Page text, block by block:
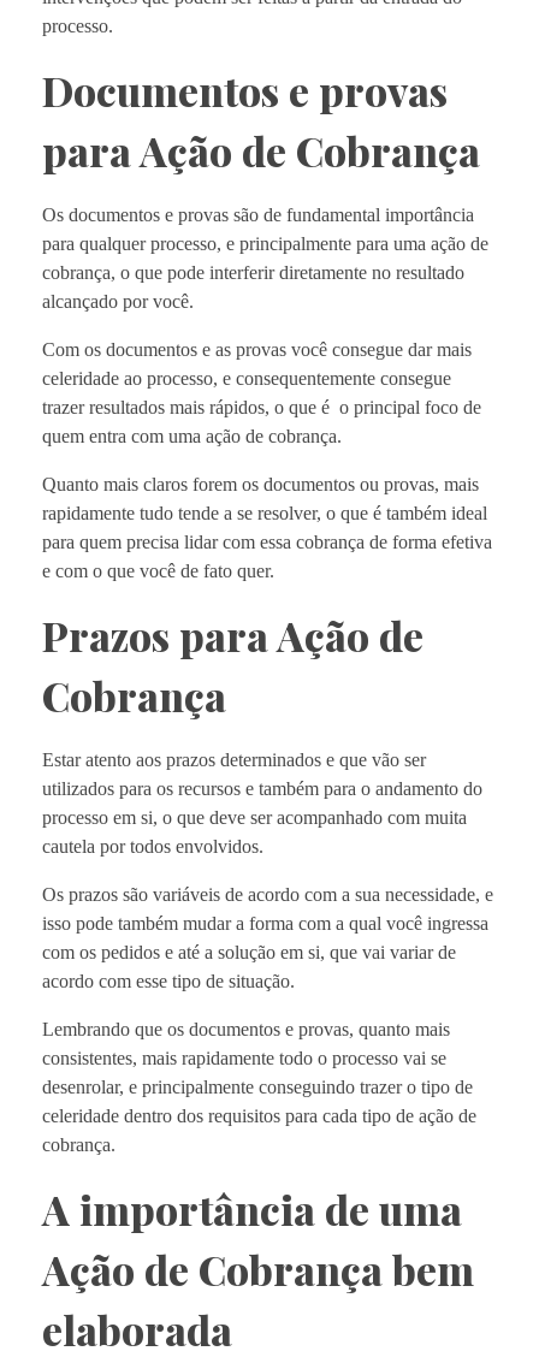
processo.
Documentos e provas
para Ação de Cobrança
Os documentos e provas são de fundamental importância
para qualquer processo, e principalmente para uma ação de
cobrança, o que pode interferir diretamente no resultado
alcançado por você.
Com os documentos e as provas você consegue dar mais
celeridade ao processo, e consequentemente consegue
trazer resultados mais rápidos, o que é o principal foco de
quem entra com uma ação de cobrança.
Quanto mais claros forem os documentos ou provas, mais
rapidamente tudo tende a se resolver, o que é também ideal
para quem precisa lidar com essa cobrança de forma efetiva
e com o que você de fato quer.
Prazos para Ação de
Cobrança
Estar atento aos prazos determinados e que vão ser
utilizados para os recursos e também para o andamento do
processo em si, o que deve ser acompanhado com muita
cautela por todos envolvidos.
Os prazos são variáveis de acordo com a sua necessidade, e
isso pode também mudar a forma com a qual você ingressa
com os pedidos e até a solução em si, que vai variar de
acordo com esse tipo de situação.
Lembrando que os documentos e provas, quanto mais
consistentes, mais rapidamente todo o processo vai se
desenrolar, e principalmente conseguindo trazer o tipo de
celeridade dentro dos requisitos para cada tipo de ação de
cobrança.
A importância de uma
Ação de Cobrança bem
elaborada